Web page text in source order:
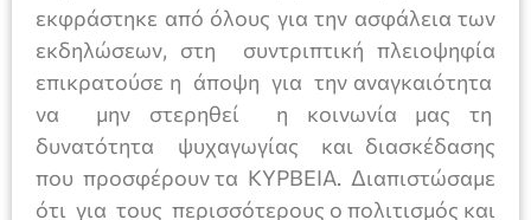
εκφράστηκε από όλους για την ασφάλεια των
εκδηλώσεων, στη συντριπτική πλειοψηφία
επικρατούσε η άποψη για την αναγκαιότητα
να μην στερηθεί η κοινωνία μας τη
δυνατότητα ψυχαγωγίας και διασκέδασης
που προσφέρουν τα ΚΥΡΒΕΙΑ. Διαπιστώσαμε
ότι για τους περισσότερους ο πολιτισμός και